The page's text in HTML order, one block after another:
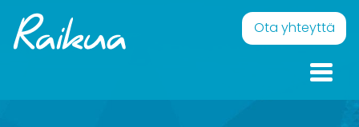
Skip to content
Raikua
Eläväistä pintaa – Onnellisia ilmeitä Ota yhteyttä